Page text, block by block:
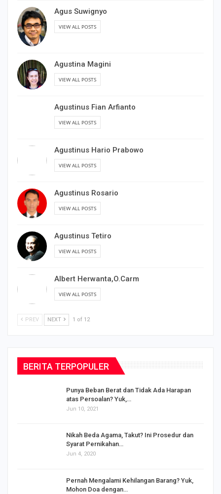
Agus Suwignyo
VIEW ALL POSTS
Agustina Magini
VIEW ALL POSTS
Agustinus Fian Arfianto
VIEW ALL POSTS
Agustinus Hario Prabowo
VIEW ALL POSTS
Agustinus Rosario
VIEW ALL POSTS
Agustinus Tetiro
VIEW ALL POSTS
Albert Herwanta,O.Carm
VIEW ALL POSTS
PREV NEXT 1 of 12
BERITA TERPOPULER
Punya Beban Berat dan Tidak Ada Harapan
atas Persoalan? Yuk,…
Jun 10, 2021
Nikah Beda Agama, Takut? Ini Prosedur dan
Syarat Pernikahan…
Jun 4, 2020
Pernah Mengalami Kehilangan Barang? Yuk,
Mohon Doa dengan…